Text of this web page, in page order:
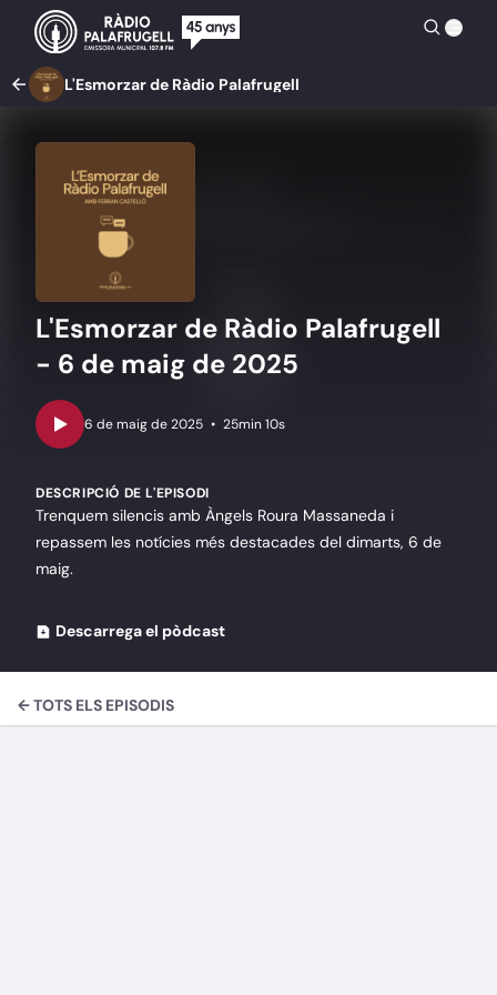
L'Esmorzar de Ràdio Palafrugell
L'Esmorzar de Ràdio Palafrugell
- 6 de maig de 2025
• 25min 10s
DESCRIPCIÓ DE L'EPISODI
Trenquem silencis amb Àngels Roura Massaneda i
repassem les notícies més destacades del dimarts, 6 de
maig.
Descarrega el pòdcast
← TOTS ELS EPISODIS